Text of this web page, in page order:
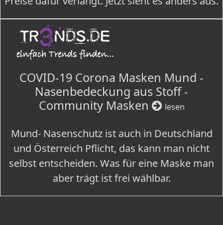
COVID-19 Corona Masken Mund -
Nasenbedeckung aus Stoff -
Community Masken
lesen
Mund- Nasenschutz ist auch in Deutschland
und Österreich Pflicht, das kann man nicht
selbst entscheiden. Was für eine Maske man
aber trägt ist frei wählbar.